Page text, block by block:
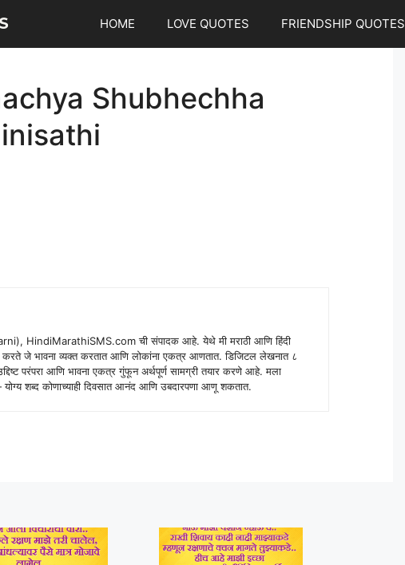
HOME LOVE QUOTES FRIENDSHIP QUOTES
Shubhechha
HindiMarathiSMS.com ची संपादक आहे. येथे मी मराठी आणि हिंदी
जे भावना व्यक्त करतात आणि लोकांना एकत्र आणतात. डिजिटल लेखनात ८
परंपरा आणि भावना एकत्र गुंफून अर्थपूर्ण सामग्री तयार करणे आहे. मला
योग्य शब्द कोणाच्याही दिवसात आनंद आणि उबदारपणा आणू शकतात.